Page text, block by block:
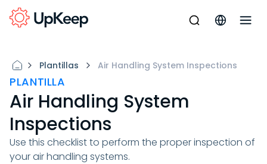
Plantillas Air Handling System Inspections
PLANTILLA
Air Handling System
Inspections
Use this checklist to perform the proper inspection of
your air handling systems.